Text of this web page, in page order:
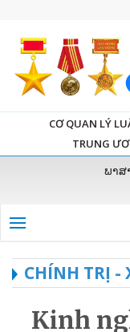
CƠ QUAN LÝ
TRUNG
ພາສ
CHÍNH TRỊ -
Kinh